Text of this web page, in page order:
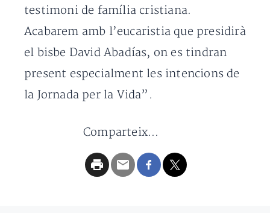
testimoni de família cristiana.
Acabarem amb l’eucaristia que presidirà
el bisbe David Abadías, on es tindran
present especialment les intencions de
la Jornada per la Vida”.
Comparteix...